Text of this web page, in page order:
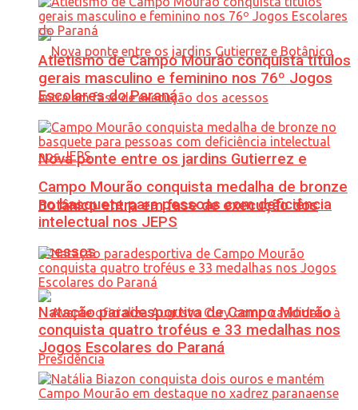
Nova ponte entre os jardins Gutierrez e
Botânico entra em fase de execução dos
acessos
Atletismo de Campo Mourão conquista títulos
gerais masculino e feminino nos 76º Jogos
Escolares do Paraná
Campo Mourão conquista medalha de bronze
no basquete para pessoas com deficiência
intelectual nos JEPS
Natação paradesportiva de Campo Mourão
conquista quatro troféus e 33 medalhas nos
Jogos Escolares do Paraná